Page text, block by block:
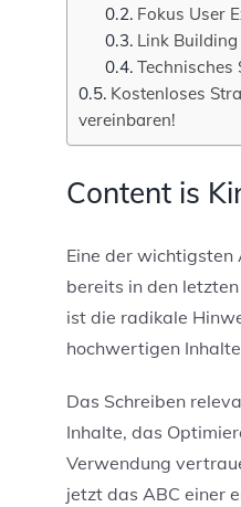
Fokus User
Link Building
Technisches
Kostenloses
vereinbaren!
Content is
Eine der
bereits in den
ist die radikale
hochwertigen
Das Schreiben
Inhalte, das
Verwendung
jetzt das ABC einer